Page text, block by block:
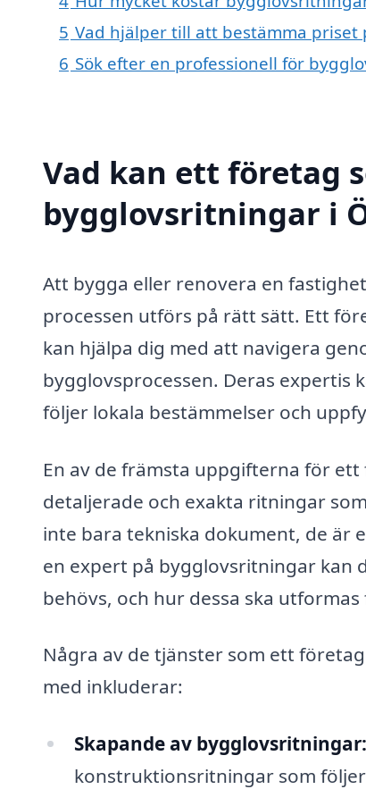
5 Vad hjälper till att bestämma priset
6 Sök efter en professionell för
Vad kan ett företag
bygglovsritningar i
Att bygga eller renovera en
processen utförs på rätt sätt. Ett
kan hjälpa dig med att navigera
bygglovsprocessen. Deras
följer lokala bestämmelser och
En av de främsta uppgifterna för
detaljerade och exakta ritningar
inte bara tekniska dokument, de är
en expert på bygglovsritningar kan
behövs, och hur dessa ska
Några av de tjänster som ett
med inkluderar:
Skapande av bygglovsritningar:
konstruktionsritningar som